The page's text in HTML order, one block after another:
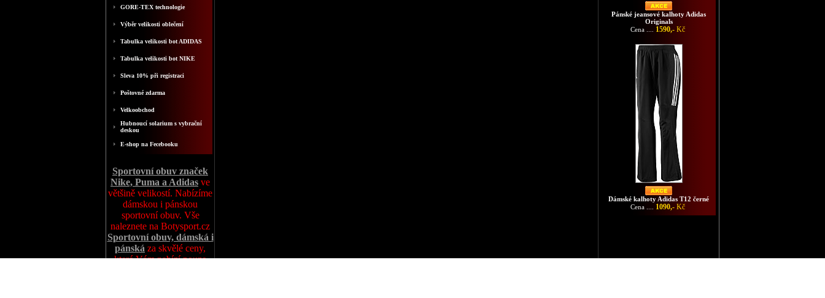
GORE-TEX technologie
Výběr velikosti oblečení
Tabulka velikosti bot ADIDAS
Tabulka velikosti bot NIKE
Sleva 10% při registraci
Poštovné zdarma
Velkoobchod
Hubnoucí solarium s vybrační
deskou
E-shop na Fecebooku
Sportovní obuv značek
Nike, Puma a Adidas ve
většině velikostí. Nabízíme
dámskou i pánskou
sportovní obuv. Vše
naleznete na Botysport.cz
Sportovní obuv, dámská i
pánská za skvělé ceny,
které Vám nabízí pouze
Pánské jeansové kalhoty Adidas
Originals
Cena .... 1590,- Kč
Dámské kalhoty Adidas T12 černé
Cena .... 1090,- Kč